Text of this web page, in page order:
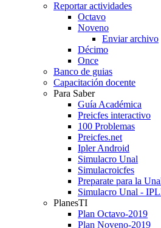
Reportar actividades
Octavo
Noveno
Enviar archivo
Décimo
Once
Banco de guias
Capacitación docente
Para Saber
Guía Académica
Preicfes interactivo
100 Problemas
Preicfes.net
Ipler Android
Simulacro Unal
Simulacroicfes
Preparate para la
Simulacro Unal -
PlanesTI
Plan Octavo-2019
Plan Noveno-2019